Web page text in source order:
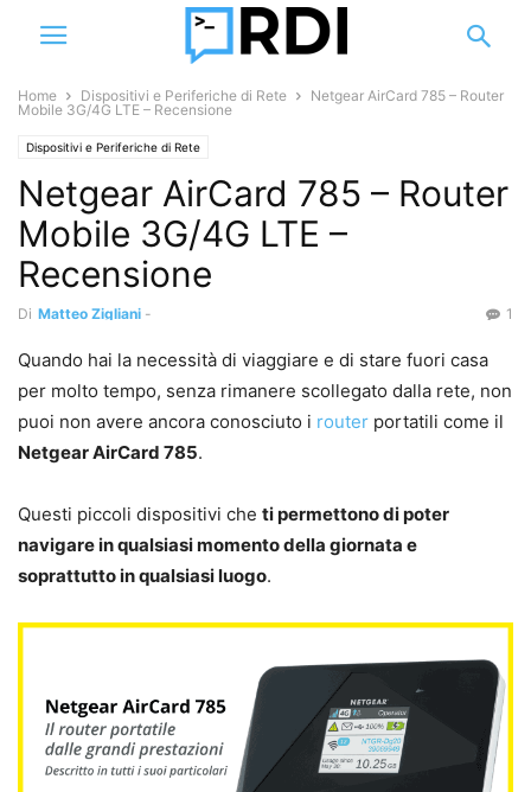
Home Dispositivi e Periferiche di Rete
Netgear AirCard 785 – Router
Mobile 3G/4G LTE – Recensione
Dispositivi e Periferiche di Rete
Netgear AirCard 785 – Router
Mobile 3G/4G LTE –
Recensione
Di Matteo Zigliani - 1
Quando hai la necessità di viaggiare e di stare fuori casa
per molto tempo, senza rimanere scollegato dalla rete, non
puoi non avere ancora conosciuto i router portatili come il
Netgear AirCard 785.
Questi piccoli dispositivi che ti permettono di poter
navigare in qualsiasi momento della giornata e
soprattutto in qualsiasi luogo.